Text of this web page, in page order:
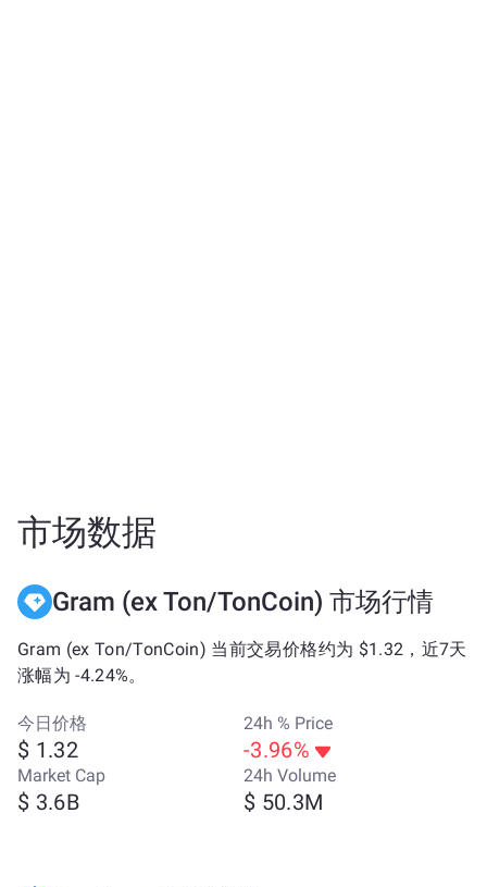
市场数据
Gram (ex Ton/TonCoin) 市场行情
Gram (ex Ton/TonCoin) 当前交易价格约为 $1.32，近7天
涨幅为 -4.24%。
今日价格
$ 1.32
24h % Price
-3.96%
Market Cap
$ 3.6B
24h Volume
$ 50.3M